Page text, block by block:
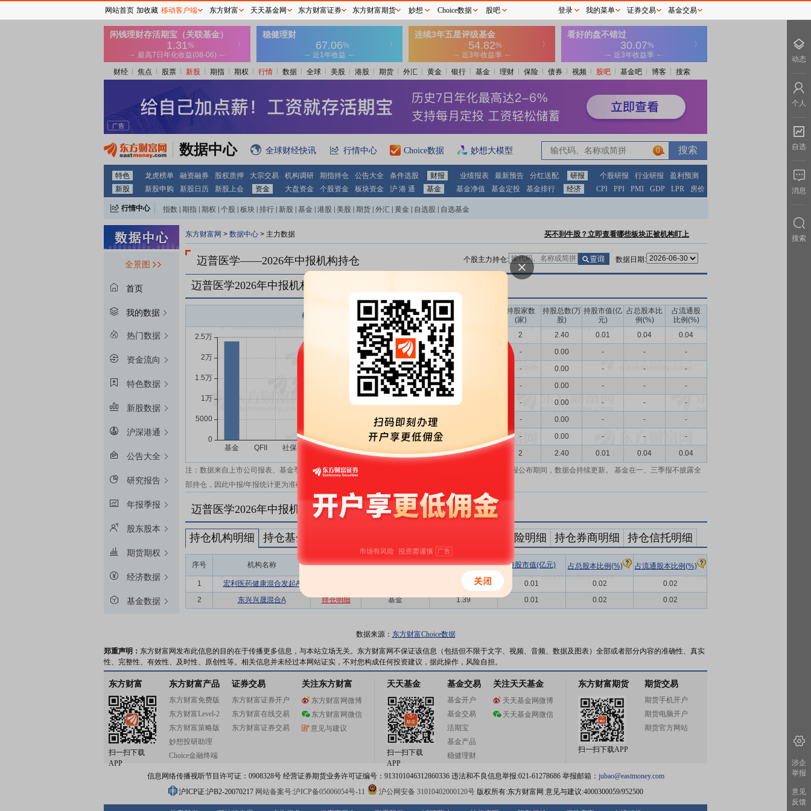
财经 焦点 股票 新股 期指 期权 行情 数据 全球 美股 港股 期货 外汇 黄金 银行 基金 理财 保险 债券 视频 股吧 基金吧 博客 搜索
数据中心 全球财经快讯 行情中心 Choice数据 妙想大模型 0
特色 龙虎榜单 融资融券 股权质押 大宗交易 机构调研 期指持仓 公告大全 条件选股 财报 业绩报表 最新预告 分红送配 研报 个股研报 行业研报
盈利预测
新股
新股申购 新股日历 新股上会 资金 大盘资金 个股资金 板块资金 沪 港 通 基金 基金净值 基金定投 基金排行 经济 CPI PPI PMI GDP LPR 房价
行情中心 指数 期指 期权 个股 板块 排行 新股 基金 港股 美股 期货 外汇 黄金 自选股 自选基金
全景图
首页
我的数据
热门数据
资金流向
特色数据
新股数据
沪深港通
公告大全
研究报告
年报季报
股东股本
期货期权
经济数据
基金数据
东方财富网 > 数据中心 > 主力数据 买不到牛股？立即查看哪些板块正被机构盯上
迈普医学——2026年中报机构持仓 个股主力持仓: 数据日期:
迈普医学2026年中报机构持仓一览
机构持股(万)
持股家数
(家)
持股总数(万
股)
持股市值(亿
元)
占总股本比
例(%)
占流通股
比例(%)
2 2.40 0.01 0.04
0.04
- 0.00 - -
-
- 0.00 - -
-
- 0.00 - -
-
- 0.00 - -
-
- 0.00 - -
-
- 0.00 - -
-
机构汇总
2 2.40 0.01 0.04
0.04
注：数据来自上市公司报表、基金季报、半年报和基金年报；在上市公司报表、基金季报、半年报和年报公布期间，数据会持续更新。 基金在一、三季报不披露全
部持仓，因此中报/年报统计更为准确。
迈普医学2026年中报机构持仓明细
持仓机构明细 持仓基金明细 持仓保险明细 持仓券商明细 持仓信托明细
序号 机构名称 相关链接 机构属性 持股总数(万股) 持股市值(亿元) 占总股本比例(%) 占流通股本比例(%)
1 宏利医药健康混合发起A 1.01 0.01 0.02
0.02
2
东兴兴晟混合A 持仓明细 基金 1.39 0.01 0.02 0.02
数据来源： 东方财富Choice数据
郑重声明： 东方财富网发布此信息的目的在于传播更多信息，与本站立场无关。东方财富网不保证该信息（包括但不限于文字、视频、音频、数据及图表）全部或者部分内容的准确性、真实
性、完整性、有效性、及时性、原创性等。相关信息并未经过本网站证实，不对您构成任何投资建议，据此操作，风险自担。
东方财富
扫一扫下载
APP
东方财富产品
东方财富免费版
东方财富Level-2
东方财富策略版
妙想投研助理
Choice金融终端
证券交易
东方财富证券开户
东方财富在线交易
东方财富证券交易
关注东方财富
东方财富网微博
东方财富网微信
意见与建议
天天基金
扫一扫下载
APP
基金交易
基金开户
基金交易
活期宝
基金产品
稳健理财
关注天天基金
天天基金网微博
天天基金网微信
东方财富期货
扫一扫下载APP
期货交易
期货手机开户
期货电脑开户
期货官方网站
信息网络传播视听节目许可证：0908328号 经营证券期货业务许可证编号：913101046312860336 违法和不良信息举报:021-61278686 举报邮箱： jubao@eastmoney.com
沪ICP证:沪B2-20070217 网站备案号:沪ICP备05006054号-11 沪公网安备 31010402000120号版权所有:东方财富网 意见与建议:4000300059/952500
网站首页 加收藏 移动客户端 东方财富 天天基金网 东方财富证券 东方财富期货 妙想 Choice数据 股吧 登录 我的菜单 证券交易 基金交易
动态
个人
自选
消息
搜索
涉企
举报
意见
反馈